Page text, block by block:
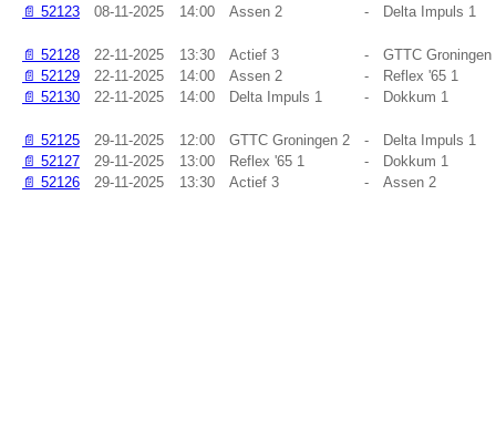
📄 52123 08-11-2025 14:00 Assen 2 - Delta Impuls 1
📄 52128 22-11-2025 13:30 Actief 3 -
GTTC Groningen
📄 52129 22-11-2025 14:00 Assen 2 -
Reflex '65 1
📄 52130 22-11-2025 14:00 Delta Impuls 1 - Dokkum 1
📄 52125 29-11-2025 12:00 GTTC Groningen 2 -
Delta Impuls 1
📄 52127 29-11-2025 13:00 Reflex '65 1 -
Dokkum 1
📄 52126 29-11-2025 13:30 Actief 3 - Assen 2